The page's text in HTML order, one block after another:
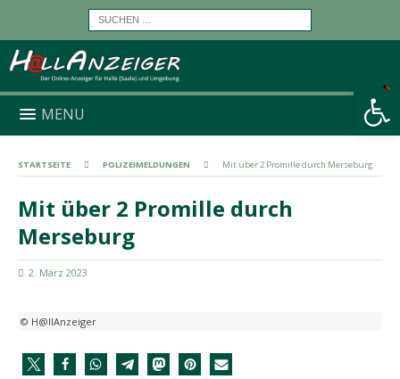
Werkzeugleiste öffnen
MENU
STARTSEITE POLIZEIMELDUNGEN Mit über 2 Promille durch Merseburg
Mit über 2 Promille durch
Merseburg
2. März 2023
© H@llAnzeiger